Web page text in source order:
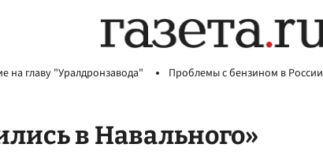
на главу "Уралдронзавода" Проблемы с бензином в России
в Навального»